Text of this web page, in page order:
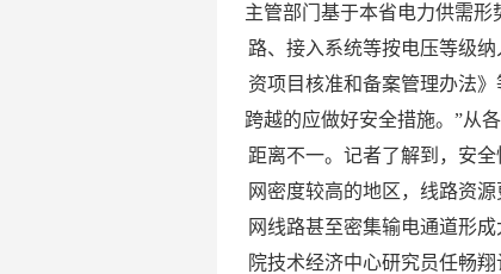
主管部门基于本省电力供需
路、接入系统等按电压等级
资项目核准和备案管理办法
跨越的应做好安全措施。”从
距离不一。记者了解到，安
网密度较高的地区，线路资
网线路甚至密集输电通道形
院技术经济中心研究员任畅